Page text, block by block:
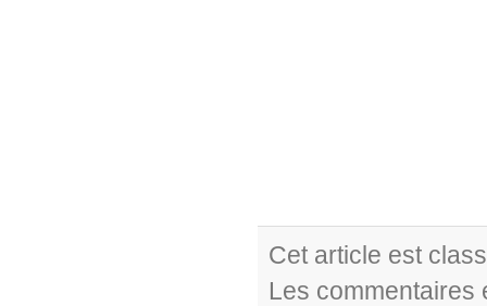
Cet article est
Les commentaires